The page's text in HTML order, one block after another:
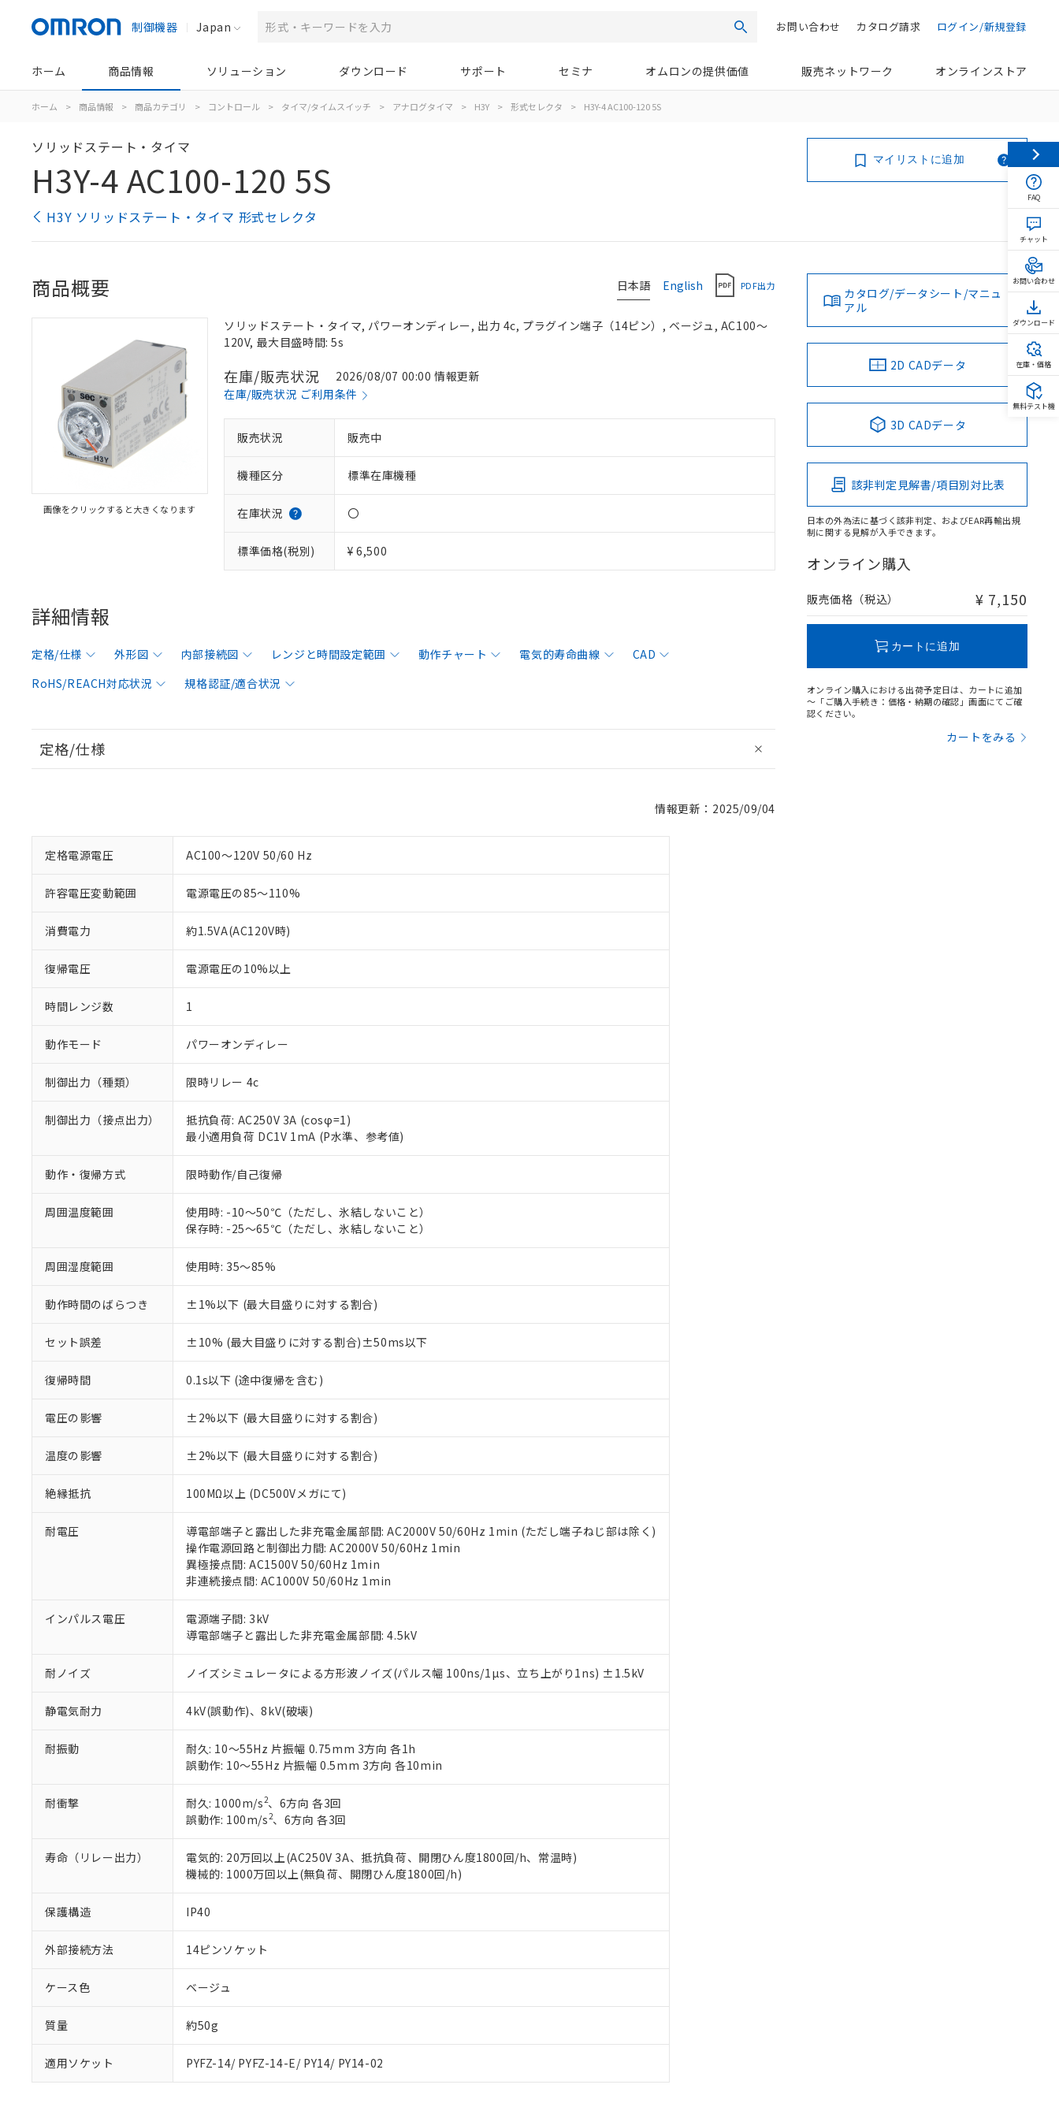
制御機器 Japan 検索 ログイン/新規登録
カタログ請求
お問い合わせ
ホーム 商品情報 ソリューション ダウンロード サポート セミナ オムロンの提供価値 販売ネットワーク オンラインストア
ホーム > 商品情報 > 商品カテゴリ > コントロール > タイマ/タイムスイッチ > アナログタイマ > H3Y > 形式セレクタ > H3Y-4 AC100-120 5S
ソリッドステート・タイマ
H3Y-4 AC100-120 5S
H3Y ソリッドステート・タイマ 形式セレクタ
マイリストに追加
日本語 English PDF出力
商品概要
画像をクリックすると大きくなります
ソリッドステート・タイマ, パワーオンディレー, 出力 4c, プラグイン端子（14ピン）, ベージュ, AC100～
120V, 最大目盛時間: 5s
在庫/販売状況
2026/08/07 00:00 情報更新
在庫/販売状況 ご利用条件
販売状況 販売中
機種区分 標準在庫機種
在庫状況 〇
標準価格(税別) ¥ 6,500
詳細情報
定格/仕様 外形図 内部接続図 レンジと時間設定範囲 動作チャート 電気的寿命曲線
CAD
RoHS/REACH対応状況
規格認証/適合状況
定格/仕様
情報更新：2025/09/04
定格電源電圧 AC100～120V 50/60 Hz
許容電圧変動範囲 電源電圧の85～110%
消費電力 約1.5VA(AC120V時)
復帰電圧 電源電圧の10%以上
時間レンジ数 1
動作モード パワーオンディレー
制御出力（種類） 限時リレー 4c
制御出力（接点出力）
抵抗負荷: AC250V 3A (cosφ=1)
最小適用負荷 DC1V 1mA (P水準、参考値)
動作・復帰方式 限時動作/自己復帰
周囲温度範囲
使用時: -10～50℃（ただし、氷結しないこと）
保存時: -25～65℃（ただし、氷結しないこと）
周囲湿度範囲 使用時: 35～85%
動作時間のばらつき ±1%以下 (最大目盛りに対する割合)
セット誤差 ±10% (最大目盛りに対する割合)±50ms以下
復帰時間 0.1s以下 (途中復帰を含む)
電圧の影響 ±2%以下 (最大目盛りに対する割合)
温度の影響 ±2%以下 (最大目盛りに対する割合)
絶縁抵抗 100MΩ以上 (DC500Vメガにて)
耐電圧
導電部端子と露出した非充電金属部間: AC2000V 50/60Hz 1min (ただし端子ねじ部は除く)
操作電源回路と制御出力間: AC2000V 50/60Hz 1min
異極接点間: AC1500V 50/60Hz 1min
非連続接点間: AC1000V 50/60Hz 1min
インパルス電圧
電源端子間: 3kV
導電部端子と露出した非充電金属部間: 4.5kV
耐ノイズ ノイズシミュレータによる方形波ノイズ(パルス幅 100ns/1µs、立ち上がり1ns) ±1.5kV
静電気耐力 4kV(誤動作)、8kV(破壊)
耐振動
耐久: 10～55Hz 片振幅 0.75mm 3方向 各1h
誤動作: 10～55Hz 片振幅 0.5mm 3方向 各10min
耐衝撃 耐久: 1000m/s2、6方向 各3回
誤動作: 100m/s2、6方向 各3回
寿命（リレー出力）
電気的: 20万回以上(AC250V 3A、抵抗負荷、開閉ひん度1800回/h、常温時)
機械的: 1000万回以上(無負荷、開閉ひん度1800回/h)
保護構造 IP40
外部接続方法 14ピンソケット
ケース色 ベージュ
質量 約50g
適用ソケット PYFZ-14/ PYFZ-14-E/ PY14/ PY14-02
カタログ/データシート/マニュ
アル
2D CADデータ
3D CADデータ
該非判定見解書/項目別対比表
日本の外為法に基づく該非判定、およびEAR再輸出規
制に関する見解が入手できます。
オンライン購入
販売価格（税込） ¥ 7,150
カートに追加
オンライン購入における出荷予定日は、カートに追加
～「ご購入手続き：価格・納期の確認」画面にてご確
認ください。
カートをみる
ご利用条件
以下の条件をお読みいただき、同意のうえご利用ください。
本サービスは、当社制御機器事業取扱商品の当社在庫状況および標準価格(税抜)を提供させていただ
くものです。
当社制御機器事業取扱商品の中には、本サービスの対象外となる商品もあることをご了承ください。
在庫状況および標準価格照会結果は、記載している更新日時点での社内データに基づき作成されるも
のであり、閲覧された時点での実際の在庫および標準価格とは異なる場合があることをご了承くださ
い。
正式な納期状況および標準価格はお客様のお取引先、またはお客様担当のオムロン制御機器販売店・
当社販売員にご相談ください。
オムロン制御機器販売店や当社販売拠点は「
在庫状況および標準価格結果を当社の事前の承諾なく第三者に漏洩または開示しないようお願いしま
マイパーツ機能（部品リスト作成サービス）をご利用いただくには、I-Webメンバーズにご登録され
ている必要があります。
が、当社の製品・サービスに関するお客様との取引・商談に必要な範囲で利用することをご了承くだ
さい。
※当社の共同利用者とは、
いる法人を指します。
※1 対応状況
対応済み：EU RoHS指令（10物質）の非含有に対応した製品が提供可能な商品です。
対応予定なし：EU RoHS指令（10物質）の非含有に非対応の商品で、対応品を出す予定はありません。
調査・確認中：EU RoHS指令（10物質）の非含有の対応状況を調査中または確認中の商品です。
非該当品：ライセンス料など無形物で、有害物質有無と関係のない商品です。
仕入先様の事情により、非含有部品としていたものが、含有品と判明した場合などやむを得ず変更すること
があります。
鉛(Pb) 1000ppm以下、 水銀(Hg) 1000ppm以下、 カドミウム(Cd) 100ppm以下、
ル（DBP） 1000ppm以下、フタル酸ジイソブチル (DIBP) 1000ppm以下
※2 対応予定月
部品在庫の切り替え状況などにより、予定月が前後することがあります。
※3 非含有証明書ダウンロード
下記の非含有証明書をダウンロードすることができます。
EU RoHS指令（10物質）の非含有証明書
51物質の非含有証明書（当社基準）
※本証明書は発行日時点で非含有を証明するもので、過去に遡って非含有を証明するものではありません。
また、RoHS指令のフタル酸エステル類４物質の対応では、対応完了までの期間は出荷製品に未対応品が
混在することから備考欄に対応日を記載しておりました。
既に当社にて対応品への在庫切替を完了していることから、特段のことがない限り、2022年1月12日よ
り割愛しております。
※1 中国RoHS○×表
「○」：最大均質材料含有率が中国RoHSの基準値以下であることを示します。
「×」：最大均質材料含有率が中国RoHSの基準値を超えていることを示します。
「－」：未確認です。当社販売部門へお問い合わせください。
*中国RoHS10物質の基準値 (GB/T26572)：
Pb(鉛) :1000ppm、 Hg(水銀) : 1000ppm、 Cd(カドミウム) : 100ppm、
Cr(Ⅵ)(六価クロム) : 1000ppm、 PBBs(ポリ臭化ビフェニル類) : 1000ppm、 PBDEs(ポリ臭化ジフェニルエーテル類) : 1000ppm、
DBP(フタル酸ジブチル) : 1000ppm、 DIBP(フタル酸ジイソブチル) : 1000ppm、 BBP(フタル酸ブチルベンジル) : 1000ppm、
DEHP(フタル酸ビス(2-エチルヘキシル)) : 1000ppm
※2 環境保護使用期限
「ｅ」：有害物質（10物質）のすべてが基準値以下であることを示します。
「10」：通常の使用状況下において有害物質が外部に漏えいし、環境に深刻な影響を及ぼさない年数を意
味します。
「－」：未確認です。当社販売部門へお問い合わせください。
当社は、これら貴社製品のうち、外国為替および外国貿易法に定める商品（以下｢規制貨物等」とい
う）を輸出または国外への提供する場合は、日本国政府の輸出許可(または役務取引許可)を取得する
当社は規制貨物を破棄する場合は、完全に破砕するなど、違法に輸出されないよう必要な手段を講じ
ます。
当社は貴社製品を、核兵器、ミサイル、化学兵器、生物兵器またはその他武器並びにこれらの製造装
置等に一切使用いたしません。
当社は、貴社製品を第三者に販売する場合は、上記1、2および3の内容を当該第三者に通知します。
また当社は、販売先および販売に係わる関係者が違法に輸出するおそれがある場合は、取り引きをい
たしません。
合意する
記
号
説明
○ 一定数以上の在庫あり
△ 一定数には満たないが在庫あり
－
在庫なし(最新の在庫状況については、お客様のお取引先、またはお客様担当のオムロン制御
空
白
受注生産機種、また在庫状況の情報を公開していない機種
FAQ
チャット
お問い合わせ
ダウンロード
在庫・価格
無料テスト機